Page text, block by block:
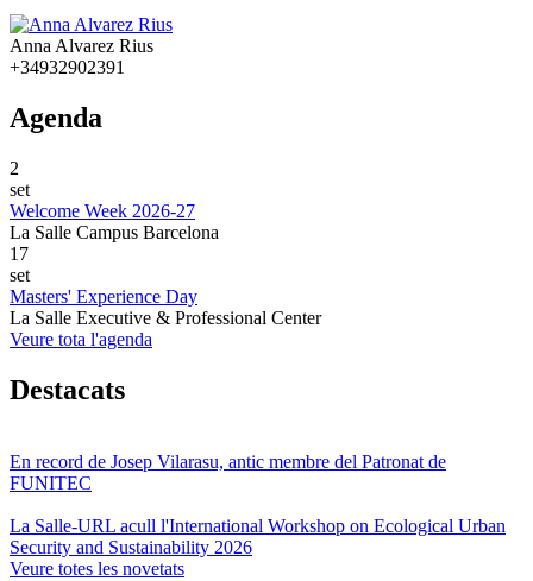
Anna Alvarez Rius
+34932902391
Agenda
2
set
Welcome Week 2026-27
La Salle Campus Barcelona
17
set
Masters' Experience Day
La Salle Executive & Professional Center
Veure tota l'agenda
Destacats
En record de Josep Vilarasu, antic membre del Patronat de
FUNITEC
La Salle-URL acull l'International Workshop on Ecological Urban
Security and Sustainability 2026
Veure totes les novetats